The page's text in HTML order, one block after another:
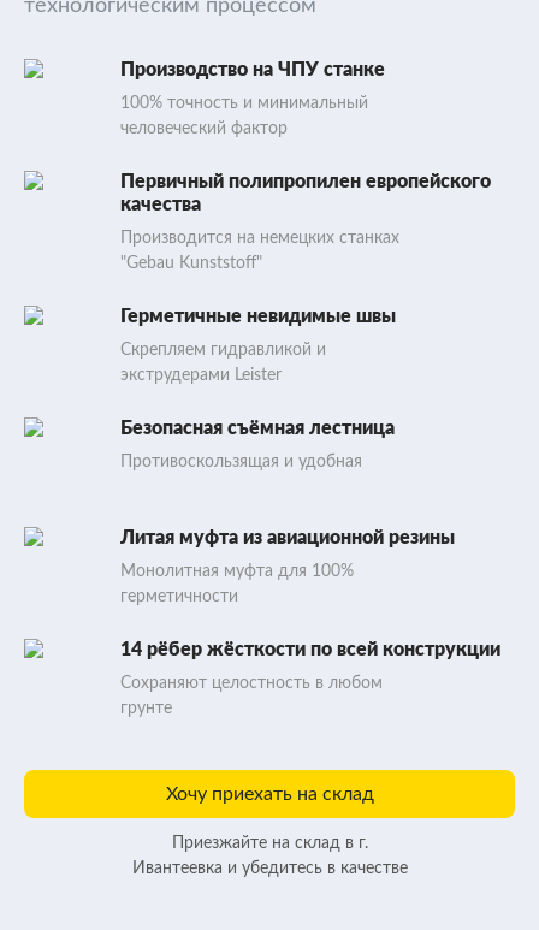
технологическим процессом
Производство на ЧПУ станке
100% точность и минимальный
человеческий фактор
Первичный полипропилен европейского
качества
Производится на немецких станках
"Gebau Kunststoff"
Герметичные невидимые швы
Скрепляем гидравликой и
экструдерами Leister
Безопасная съёмная лестница
Противоскользящая и удобная
Литая муфта из авиационной резины
Монолитная муфта для 100%
герметичности
14 рёбер жёсткости по всей конструкции
Сохраняют целостность в любом
грунте
Хочу приехать на склад
Приезжайте на склад в г.
Ивантеевка и убедитесь в качестве